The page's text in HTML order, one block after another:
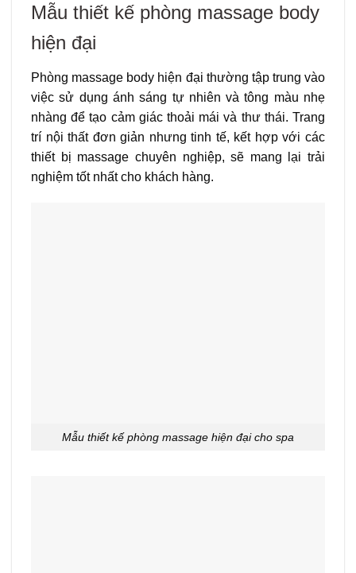
Mẫu thiết kế phòng massage body
hiện đại
Phòng massage body hiện đại thường tập trung vào
việc sử dụng ánh sáng tự nhiên và tông màu nhẹ
nhàng để tạo cảm giác thoải mái và thư thái. Trang
trí nội thất đơn giản nhưng tinh tế, kết hợp với các
thiết bị massage chuyên nghiệp, sẽ mang lại trải
nghiệm tốt nhất cho khách hàng.
Mẫu thiết kế phòng massage hiện đại cho spa